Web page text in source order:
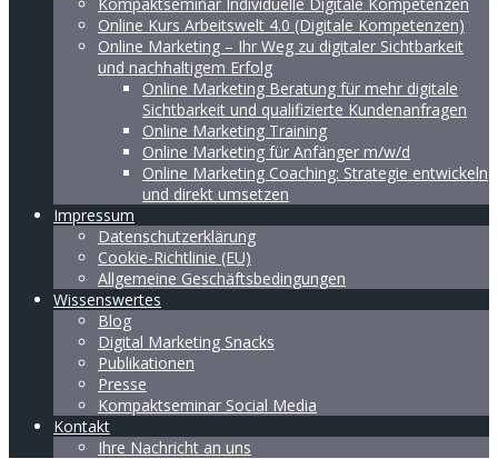
Online Kurs Arbeitswelt 4.0 (Digitale Kompetenzen)
Online Marketing – Ihr Weg zu digitaler Sichtbarkeit
und nachhaltigem Erfolg
Online Marketing Beratung für mehr digitale
Sichtbarkeit und qualifizierte Kundenanfragen
Online Marketing Training
Online Marketing für Anfänger m/w/d
Online Marketing Coaching: Strategie entwickeln
und direkt umsetzen
Impressum
Datenschutzerklärung
Cookie-Richtlinie (EU)
Allgemeine Geschäftsbedingungen
Wissenswertes
Blog
Digital Marketing Snacks
Publikationen
Presse
Kompaktseminar Social Media
Kontakt
Ihre Nachricht an uns